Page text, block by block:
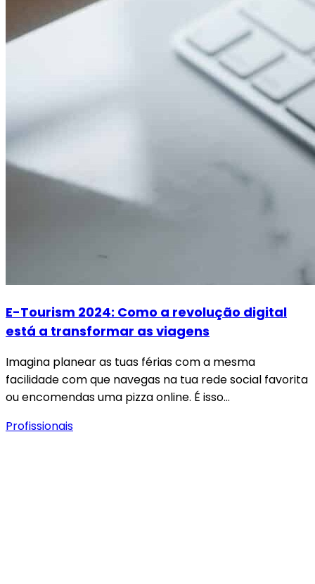
E-Tourism 2024: Como a revolução digital
está a transformar as viagens
Imagina planear as tuas férias com a mesma
facilidade com que navegas na tua rede social favorita
ou encomendas uma pizza online. É isso…
Profissionais